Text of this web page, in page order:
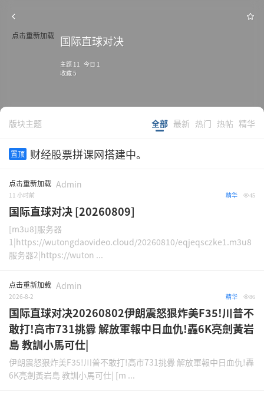
点击重新加载 国际直球对决
主题 11 今日 1
收藏 5
版块主题 全部 最新 热门 热帖 精华
置顶 财经股票拼课网搭建中。
点击重新加载 Admin
11 小时前 45
精华
国际直球对决 [20260809]
[m3u8]服务器
1|https://wutongdaovideo.cloud/20260810/eqjeqsczke1.m3u8
服务器2|https://wuton ...
点击重新加载 Admin
2026-8-2 86
精华
国际直球对决20260802伊朗震怒狠炸美F35!川普不
敢打!高市731挑釁 解放軍報中日血仇!轟6K亮劍黃岩
島 教訓小馬可仕|
伊朗震怒狠炸美F35!川普不敢打!高市731挑釁 解放軍報中日血仇!轟
6K亮劍黃岩島 教訓小馬可仕| [m ...